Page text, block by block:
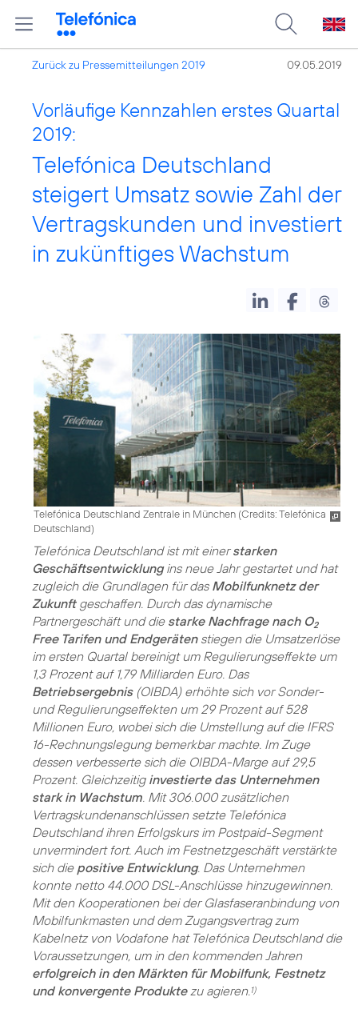
Zurück zu Pressemitteilungen 2019 09.05.2019
Vorläufige Kennzahlen erstes Quartal
2019:
Telefónica Deutschland
steigert Umsatz sowie Zahl der
Vertragskunden und investiert
in zukünftiges Wachstum
Telefónica Deutschland Zentrale in München (Credits: Telefónica
Deutschland)
Telefónica Deutschland ist mit einerstarken
Geschäftsentwicklungins neue Jahr gestartet und hat
zugleich die Grundlagen für das Mobilfunknetz der
Zukunftgeschaffen. Durch das dynamische
Partnergeschäft und die starke Nachfrage nach O2
Free Tarifen und Endgerätenstiegen die Umsatzerlöse
im ersten Quartal bereinigt um Regulierungseffekte um
1,3 Prozent auf 1,79 Milliarden Euro. Das
Betriebsergebnis(OIBDA) erhöhte sich vor Sonder-
und Regulierungseffekten um 29 Prozent auf 528
Millionen Euro, wobei sich die Umstellung auf die IFRS
16-Rechnungslegung bemerkbar machte. Im Zuge
dessen verbesserte sich die OIBDA-Marge auf 29,5
Prozent. Gleichzeitig investierte das Unternehmen
stark in Wachstum. Mit 306.000 zusätzlichen
Vertragskundenanschlüssen setzte Telefónica
Deutschland ihren Erfolgskurs im Postpaid-Segment
unvermindert fort. Auch im Festnetzgeschäft verstärkte
sich die positive Entwicklung. Das Unternehmen
konnte netto 44.000 DSL-Anschlüsse hinzugewinnen.
Mit den Kooperationen bei der Glasfaseranbindung von
Mobilfunkmasten und dem Zugangsvertrag zum
Kabelnetz von Vodafone hat Telefónica Deutschland die
Voraussetzungen, um in den kommenden Jahren
erfolgreich in den Märkten für Mobilfunk, Festnetz
und konvergente Produktezu agieren.1)